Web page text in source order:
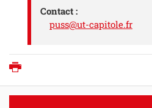
Contact :
puss@ut-capitole.fr